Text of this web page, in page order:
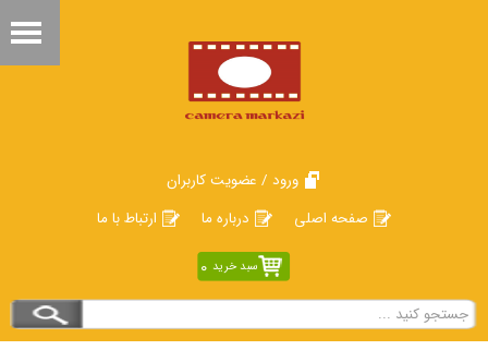
ورود / عضویت کاربران
صفحه اصلی
درباره ما ارتباط با ما
سبد خرید 0